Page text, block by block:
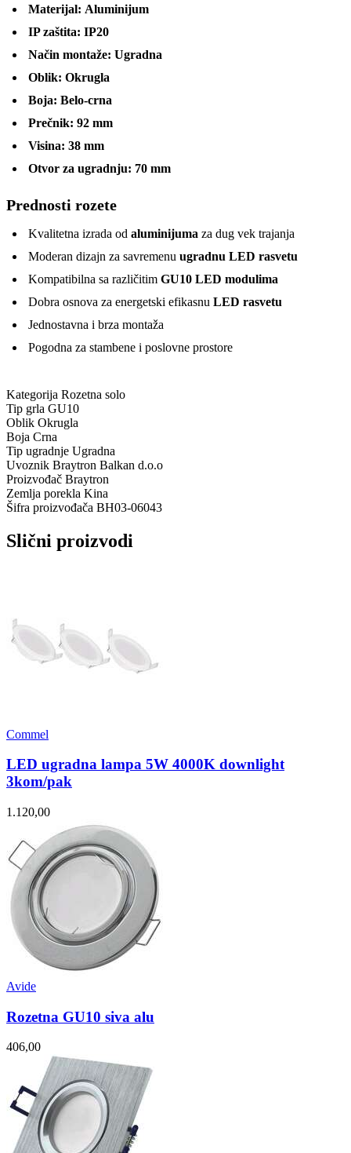
Materijal: Aluminijum
IP zaštita: IP20
Način montaže: Ugradna
Oblik: Okrugla
Boja: Belo-crna
Prečnik: 92 mm
Visina: 38 mm
Otvor za ugradnju: 70 mm
Prednosti rozete
Kvalitetna izrada od aluminijuma za dug vek trajanja
Moderan dizajn za savremenu ugradnu LED rasvetu
Kompatibilna sa različitim GU10 LED modulima
Dobra osnova za energetski efikasnu LED rasvetu
Jednostavna i brza montaža
Pogodna za stambene i poslovne prostore
Kategorija Rozetna solo
Tip grla GU10
Oblik Okrugla
Boja Crna
Tip ugradnje Ugradna
Uvoznik Braytron Balkan d.o.o
Proizvođač Braytron
Zemlja porekla Kina
Šifra proizvođača BH03-06043
Slični proizvodi
Commel
LED ugradna lampa 5W 4000K downlight
3kom/pak
1.120,00
Avide
Rozetna GU10 siva alu
406,00